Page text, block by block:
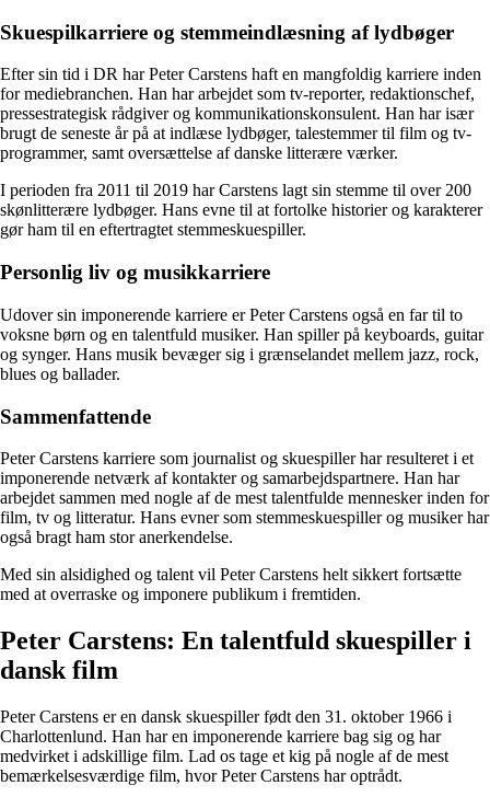
Skuespilkarriere og stemmeindlæsning af lydbøger
Efter sin tid i DR har Peter Carstens haft en mangfoldig karriere inden
for mediebranchen. Han har arbejdet som tv-reporter, redaktionschef,
pressestrategisk rådgiver og kommunikationskonsulent. Han har især
brugt de seneste år på at indlæse lydbøger, talestemmer til film og tv-
programmer, samt oversættelse af danske litterære værker.
I perioden fra 2011 til 2019 har Carstens lagt sin stemme til over 200
skønlitterære lydbøger. Hans evne til at fortolke historier og karakterer
gør ham til en eftertragtet stemmeskuespiller.
Personlig liv og musikkarriere
Udover sin imponerende karriere er Peter Carstens også en far til to
voksne børn og en talentfuld musiker. Han spiller på keyboards, guitar
og synger. Hans musik bevæger sig i grænselandet mellem jazz, rock,
blues og ballader.
Sammenfattende
Peter Carstens karriere som journalist og skuespiller har resulteret i et
imponerende netværk af kontakter og samarbejdspartnere. Han har
arbejdet sammen med nogle af de mest talentfulde mennesker inden for
film, tv og litteratur. Hans evner som stemmeskuespiller og musiker har
også bragt ham stor anerkendelse.
Med sin alsidighed og talent vil Peter Carstens helt sikkert fortsætte
med at overraske og imponere publikum i fremtiden.
Peter Carstens: En talentfuld skuespiller i
dansk film
Peter Carstens er en dansk skuespiller født den 31. oktober 1966 i
Charlottenlund. Han har en imponerende karriere bag sig og har
medvirket i adskillige film. Lad os tage et kig på nogle af de mest
bemærkelsesværdige film, hvor Peter Carstens har optrådt.